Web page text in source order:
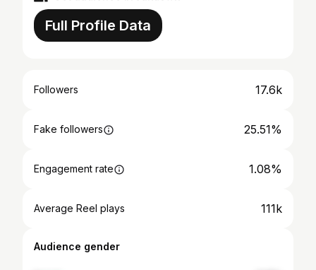
Full Profile Data
Followers 17.6k
Fake followers 25.51%
Engagement rate 1.08%
Average Reel plays 111k
Audience gender